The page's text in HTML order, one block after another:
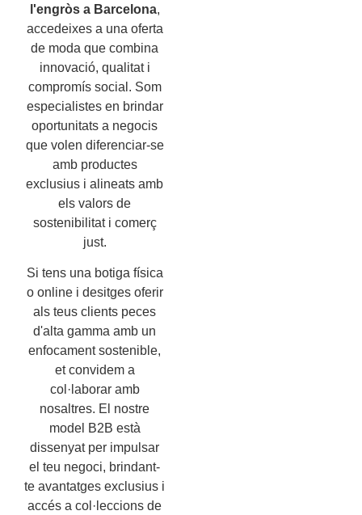
l'engròs a Barcelona,
accedeixes a una oferta
de moda que combina
innovació, qualitat i
compromís social. Som
especialistes en brindar
oportunitats a negocis
que volen diferenciar-se
amb productes
exclusius i alineats amb
els valors de
sostenibilitat i comerç
just.
Si tens una botiga física
o online i desitges oferir
als teus clients peces
d'alta gamma amb un
enfocament sostenible,
et convidem a
col·laborar amb
nosaltres. El nostre
model B2B està
dissenyat per impulsar
el teu negoci, brindant-
te avantatges exclusius i
accés a col·leccions de